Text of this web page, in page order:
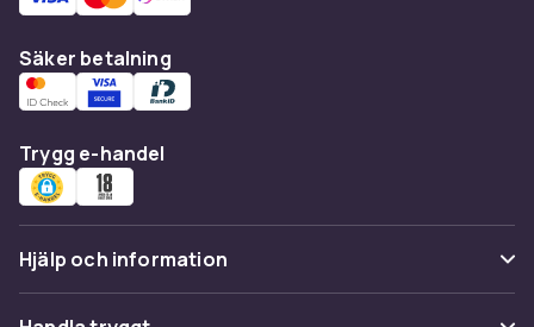
Säker betalning
Trygg e-handel
Hjälp och information
Vanliga frågor